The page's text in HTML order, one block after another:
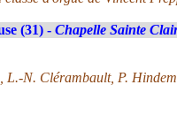
(31) - Chapelle Sainte
L.-N. Clérambault, P.